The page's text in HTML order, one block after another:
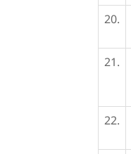
20.
21.
22.